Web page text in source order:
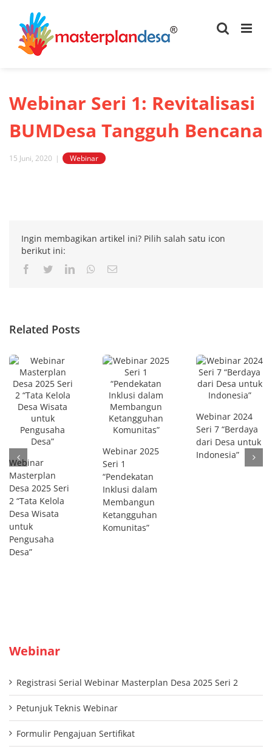
content
Webinar Seri 1: Revitalisasi
BUMDesa Tangguh Bencana
15 Juni, 2020 | Webinar
Ingin membagikan artikel ini? Pilih salah satu icon
berikut ini:
Facebook
TwitterLinkedInWhatsapp
Email
Related Posts
Webinar
Masterplan
Desa 2025 Seri
2 “Tata Kelola
Desa Wisata
untuk
Pengusaha
Desa”
Webinar 2025
Seri 1
“Pendekatan
Inklusi dalam
Membangun
Ketangguhan
Komunitas”
Webinar 2024
Seri 7 “Berdaya
dari Desa untuk
Indonesia”
Webinar
Registrasi Serial Webinar Masterplan Desa 2025 Seri 2
Petunjuk Teknis Webinar
Formulir Pengajuan Sertifikat